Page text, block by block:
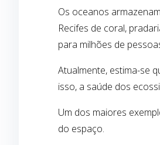
Os oceanos
Recifes de coral,
para milhões de
Atualmente, estima-se
isso, a saúde dos
Um dos maiores
do espaço.